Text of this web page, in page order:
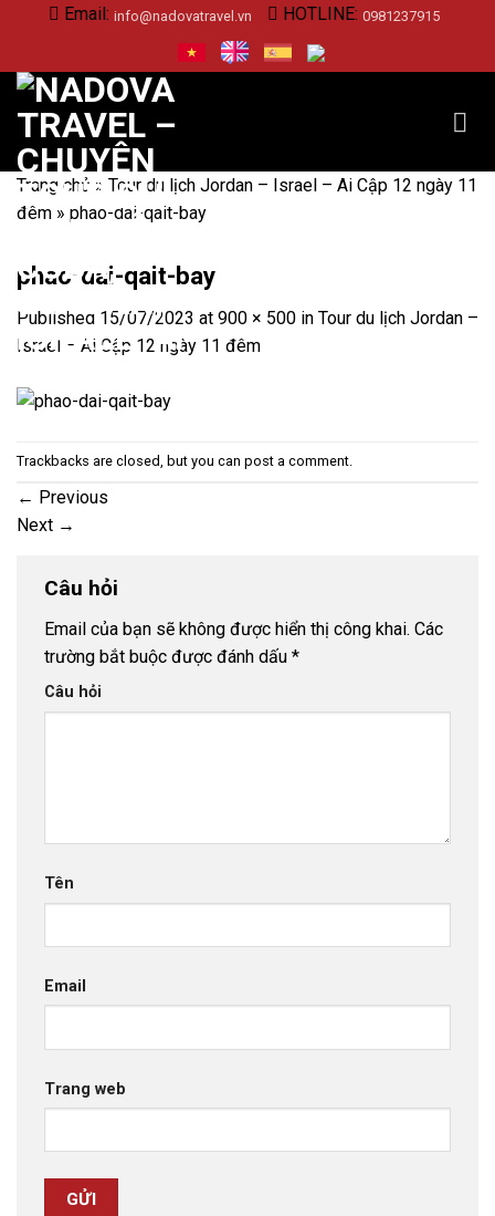
content
Email: info@nadovatravel.vn HOTLINE: 0981237915
Trang chủ » Tour du lịch Jordan – Israel – Ai Cập 12 ngày 11
đêm » phao-dai-qait-bay
phao-dai-qait-bay
Published 15/07/2023 at 900 × 500 in Tour du lịch Jordan –
Israel – Ai Cập 12 ngày 11 đêm
Trackbacks are closed, but you can post a comment
← Previous
Next →
Câu hỏi
Email của bạn sẽ không được hiển thị công khai. Các
trường bắt buộc được đánh dấu *
Câu hỏi
Tên
Email
Trang web